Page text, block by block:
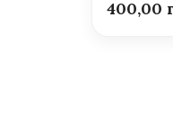
400,00